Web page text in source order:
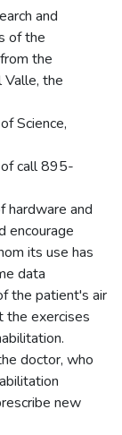
and
of the
the
Valle, the
Science,
call 895-
hardware and
encourage
its use has
data
the patient's air
the exercises
doctor, who
new